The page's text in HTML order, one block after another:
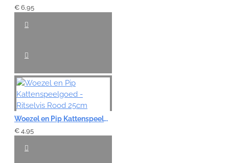
€ 6,95
Woezel en Pip Kattenspeelgoed - Ritselvis Rood 25cm
€ 4,95